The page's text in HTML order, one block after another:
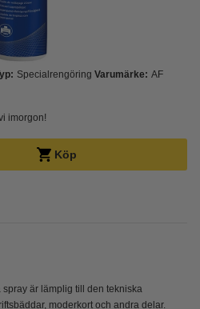
Specialrengöring Varumärke: AF
imorgon!
Köp
är lämplig till den tekniska
moderkort och andra delar.